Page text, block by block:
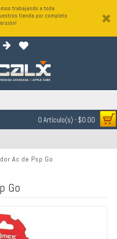
trabajando a toda
tienda por completo
0 Artículo(s) - $0.00
Ac de Psp Go
Go